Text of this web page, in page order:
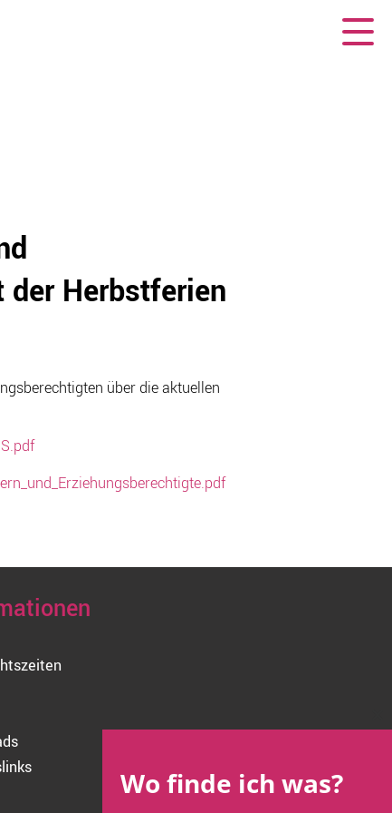
Herbstferien
über die aktuellen
Wo finde ich was?